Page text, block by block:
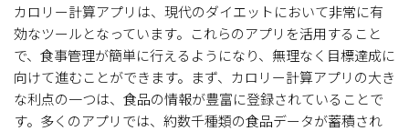
カロリー計算アプリは、現代のダイエットにおいて非常に有
効なツールとなっています。これらのアプリを活用すること
で、食事管理が簡単に行えるようになり、無理なく目標達成に
向けて進むことができます。まず、カロリー計算アプリの大き
な利点の一つは、食品の情報が豊富に登録されていることで
す。多くのアプリでは、約数千種類の食品データが蓄積され